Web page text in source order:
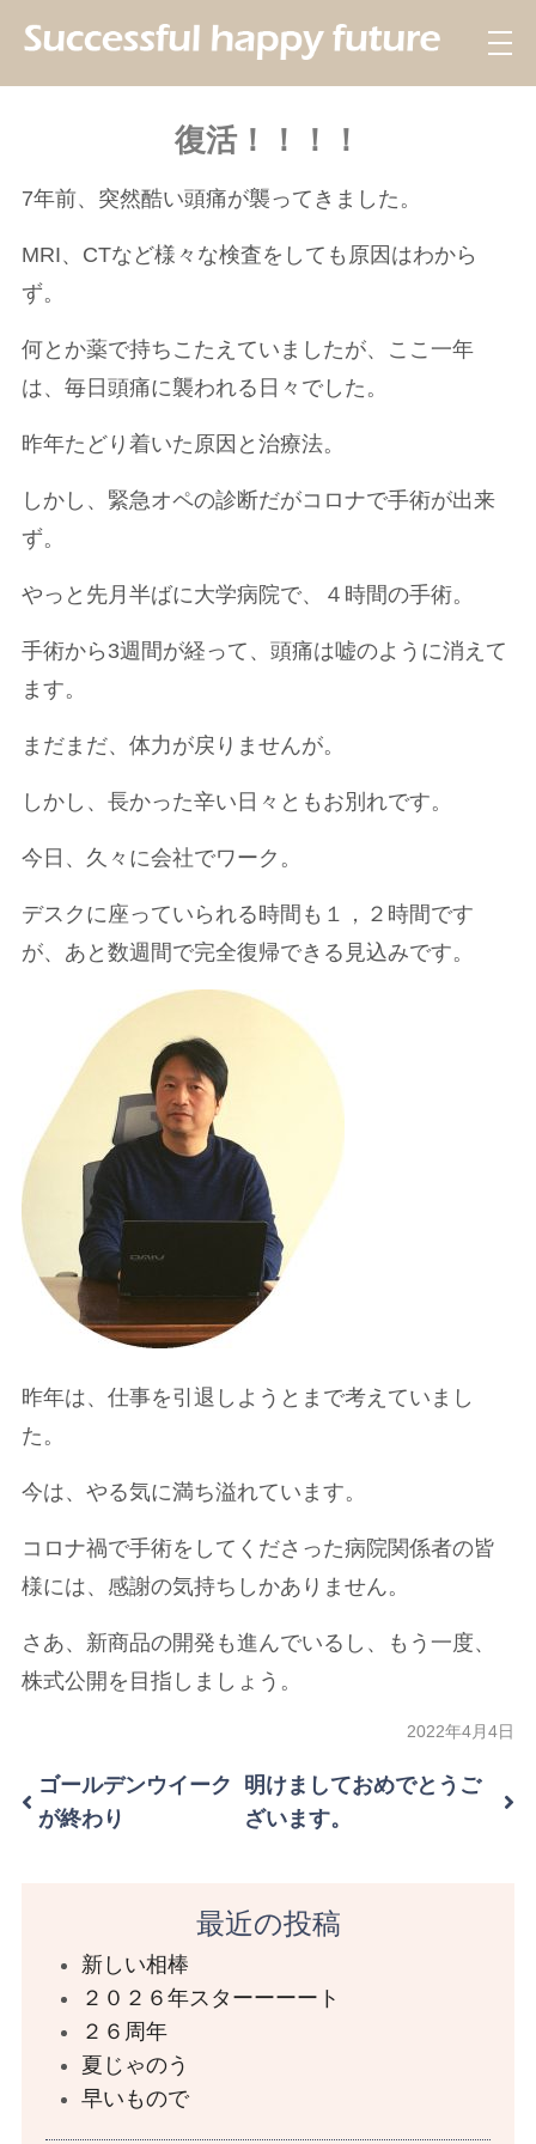
復活！！！！
7年前、突然酷い頭痛が襲ってきました。
MRI、CTなど様々な検査をしても原因はわから
ず。
何とか薬で持ちこたえていましたが、ここ一年
は、毎日頭痛に襲われる日々でした。
昨年たどり着いた原因と治療法。
しかし、緊急オペの診断だがコロナで手術が出来
ず。
やっと先月半ばに大学病院で、４時間の手術。
手術から3週間が経って、頭痛は嘘のように消えて
ます。
まだまだ、体力が戻りませんが。
しかし、長かった辛い日々ともお別れです。
今日、久々に会社でワーク。
デスクに座っていられる時間も１，２時間です
が、あと数週間で完全復帰できる見込みです。
昨年は、仕事を引退しようとまで考えていまし
た。
今は、やる気に満ち溢れています。
コロナ禍で手術をしてくださった病院関係者の皆
様には、感謝の気持ちしかありません。
さあ、新商品の開発も進んでいるし、もう一度、
株式公開を目指しましょう。
2022年4月4日
ゴールデンウイーク
が終わり
明けましておめでとうご
ざいます。
最近の投稿
新しい相棒
２０２６年スターーーート
２６周年
夏じゃのう
早いもので